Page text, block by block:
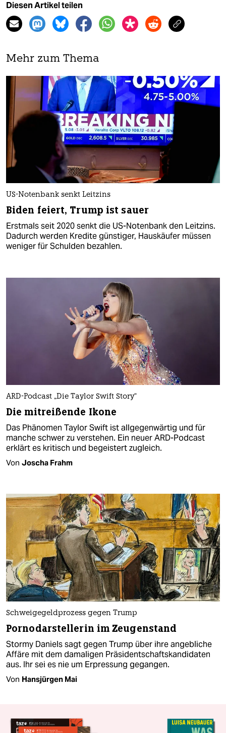
Diesen Artikel teilen
Mehr zum Thema
US-Notenbank senkt Leitzins
Biden feiert, Trump ist sauer
Erstmals seit 2020 senkt die US-Notenbank den Leitzins.
Dadurch werden Kredite günstiger, Hauskäufer müssen
weniger für Schulden bezahlen.
ARD-Podcast „Die Taylor Swift Story“
Die mitreißende Ikone
Das Phänomen Taylor Swift ist allgegenwärtig und für
manche schwer zu verstehen. Ein neuer ARD-Podcast
erklärt es kritisch und begeistert zugleich.
Von Joscha Frahm
Schweigegeldprozess gegen Trump
Pornodarstellerin im Zeugenstand
Stormy Daniels sagt gegen Trump über ihre angebliche
Affäre mit dem damaligen Präsidentschaftskandidaten
aus. Ihr sei es nie um Erpressung gegangen.
Von Hansjürgen Mai